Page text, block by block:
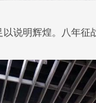
说明辉煌。八年